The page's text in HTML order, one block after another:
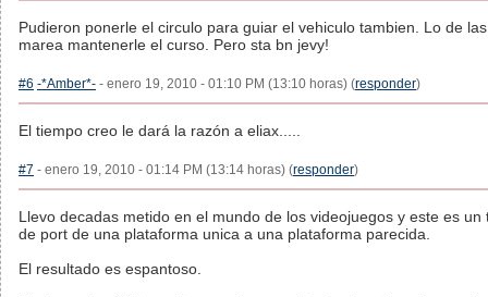
Pudieron ponerle el circulo para guiar el vehiculo tambien. Lo de
marea mantenerle el curso. Pero sta bn jevy!
#6 -*Amber*- - enero 19, 2010 - 01:10 PM (13:10 horas) (responder)
El tiempo creo le dará la razón a eliax.....
#7 - enero 19, 2010 - 01:14 PM (13:14 horas) (responder)
Llevo decadas metido en el mundo de los videojuegos y este es un
de port de una plataforma unica a una plataforma parecida.
El resultado es espantoso.